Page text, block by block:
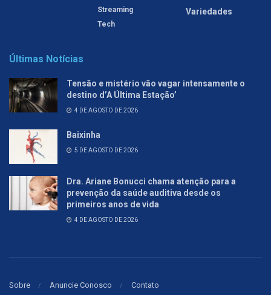
Streaming
Tech
Variedades
Últimas Notícias
Tensão e mistério vão vagar intensamente o
destino d’A Última Estação’
4 DE AGOSTO DE 2026
Baixinha
5 DE AGOSTO DE 2026
Dra. Ariane Bonucci chama atenção para a
prevenção da saúde auditiva desde os
primeiros anos de vida
4 DE AGOSTO DE 2026
Sobre Anuncie Conosco Contato